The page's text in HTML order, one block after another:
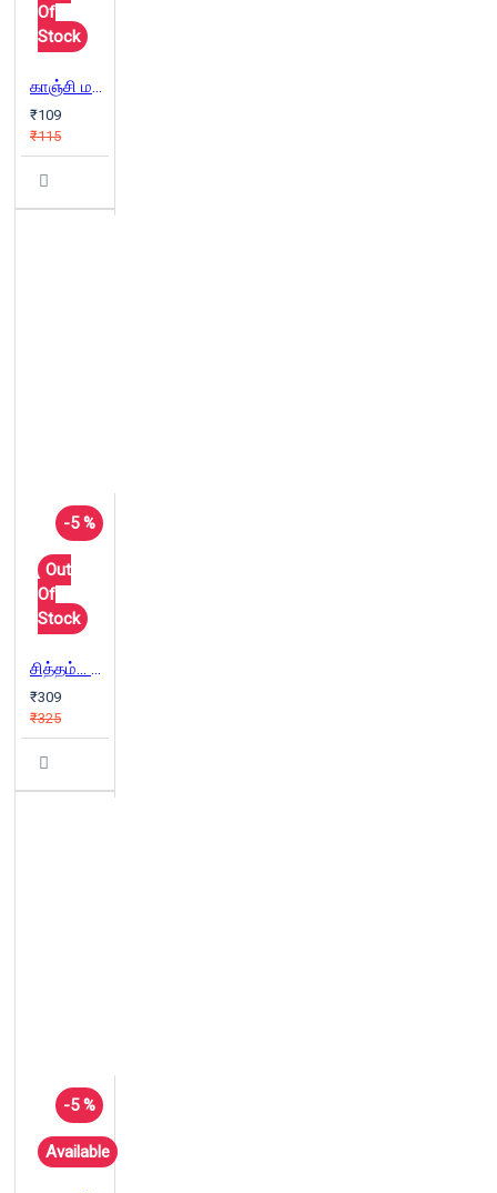
Of
Stock
காஞ்சி மகானின் கருணை நிழலில்
₹109
₹115
-5 %
Out
Of
Stock
சித்தம்... சிவம்... சாகசம்
₹309
₹325
-5 %
Available